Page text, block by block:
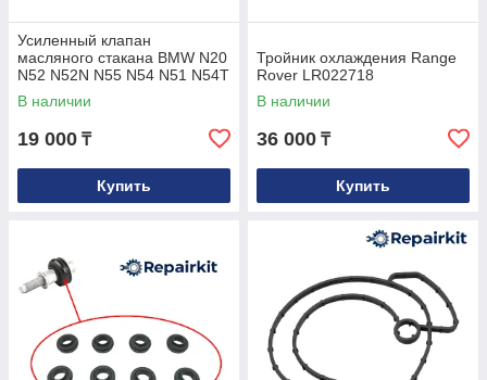
Усиленный клапан
масляного стакана BMW N20
N52 N52N N55 N54 N51 N54T
S55 N26 N53 OEM
11428683206
В наличии
19 000 ₸
Купить
Тройник охлаждения Range
Rover LR022718
В наличии
36 000 ₸
Купить